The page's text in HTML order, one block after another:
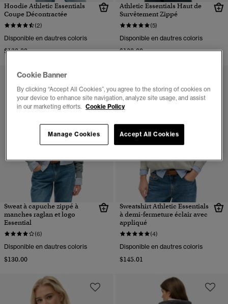
Hoodie Athletic Essentials
Coupe Décontractée
(2)
Disponible en dautres coloris
$130.00
Athletic Essentials Haut de
Survêtement Zippé
(5)
Disponible en dautres coloris
$130.00
Sweat à capuche zippé à
manches raglan et logo
Essential
(6)
Disponible en dautres coloris
$130.00
Sweatshirt Athletic Essentials
à demi-fermeture éclair avec
appliqué
(4)
Disponible en dautres coloris
$145.01
Cookie Banner
By clicking “Accept All Cookies”, you agree to the storing of cookies on
your device to enhance site navigation, analyze site usage, and assist
in our marketing efforts. Cookie Policy
Accept All Cookies
Manage Cookies